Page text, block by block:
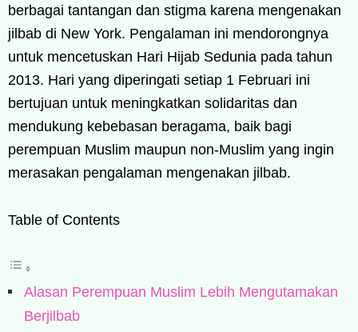
berbagai tantangan dan stigma karena mengenakan
jilbab di New York. Pengalaman ini mendorongnya
untuk mencetuskan Hari Hijab Sedunia pada tahun
2013. Hari yang diperingati setiap 1 Februari ini
bertujuan untuk meningkatkan solidaritas dan
mendukung kebebasan beragama, baik bagi
perempuan Muslim maupun non-Muslim yang ingin
merasakan pengalaman mengenakan jilbab.
Table of Contents
Alasan Perempuan Muslim Lebih Mengutamakan
Berjilbab